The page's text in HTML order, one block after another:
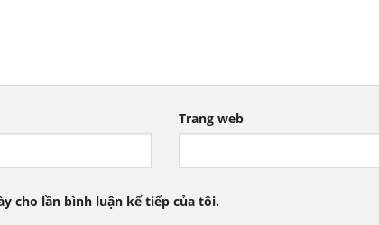
Trang web
cho lần bình luận kế tiếp của tôi.